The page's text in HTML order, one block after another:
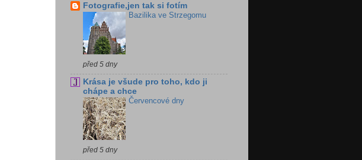
Fotografie,jen tak si fotím
Bazilika ve Strzegomu
před 5 dny
Krása je všude pro toho, kdo ji
chápe a chce
Červencové dny
před 5 dny